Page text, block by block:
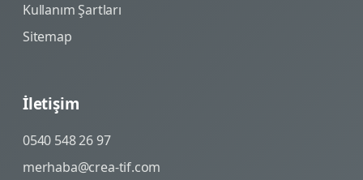
Kullanım Şartları
Sitemap
İletişim
0540 548 26 97
merhaba@crea-tif.com